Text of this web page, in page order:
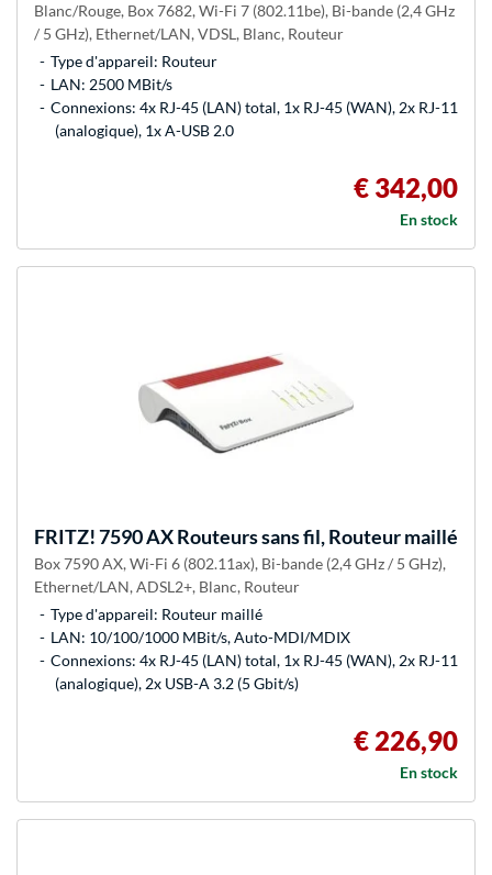
Blanc/Rouge, Box 7682, Wi-Fi 7 (802.11be), Bi-bande (2,4 GHz
/ 5 GHz), Ethernet/LAN, VDSL, Blanc, Routeur
Type d'appareil: Routeur
LAN: 2500 MBit/s
Connexions: 4x RJ-45 (LAN) total, 1x RJ-45 (WAN), 2x RJ-11
(analogique), 1x A-USB 2.0
€ 342,00
En stock
FRITZ!7590 AX Routeurs sans fil, Routeur maillé
Box 7590 AX, Wi-Fi 6 (802.11ax), Bi-bande (2,4 GHz / 5 GHz),
Ethernet/LAN, ADSL2+, Blanc, Routeur
Type d'appareil: Routeur maillé
LAN: 10/100/1000 MBit/s, Auto-MDI/MDIX
Connexions: 4x RJ-45 (LAN) total, 1x RJ-45 (WAN), 2x RJ-11
(analogique), 2x USB-A 3.2 (5 Gbit/s)
€ 226,90
En stock